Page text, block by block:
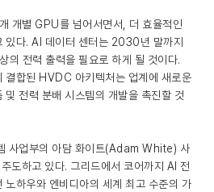
개별 GPU를 넘어서면서, 더 효율적인
있다. AI 데이터 센터는 2030년 말까지
의 전력 출력을 필요로 하게 될 것이다.
결합된 HVDC 아키텍처는 업계에 새로운
및 전력 분배 시스템의 개발을 촉진할 것
사업부의 아담 화이트(Adam White) 사
도하고 있다. 그리드에서 코어까지 AI 전
노하우와 엔비디아의 세계 최고 수준의 가